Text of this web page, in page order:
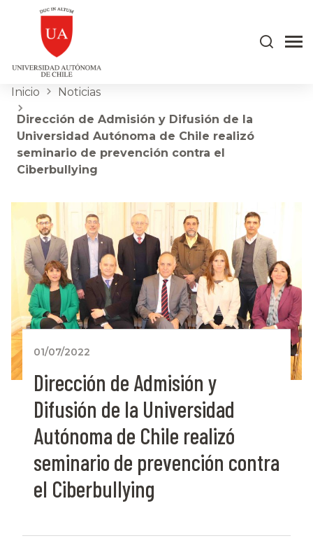
Inicio Noticias
Dirección de Admisión y Difusión de la
Universidad Autónoma de Chile realizó
seminario de prevención contra el
Ciberbullying
01/07/2022
Dirección de Admisión y
Difusión de la Universidad
Autónoma de Chile realizó
seminario de prevención contra
el Ciberbullying